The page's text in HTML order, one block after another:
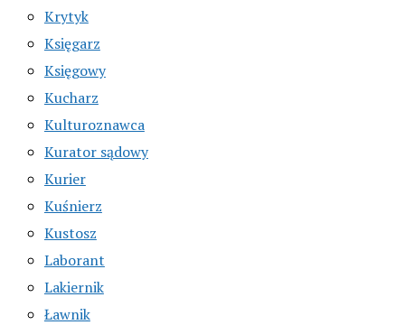
Krytyk
Księgarz
Księgowy
Kucharz
Kulturoznawca
Kurator sądowy
Kurier
Kuśnierz
Kustosz
Laborant
Lakiernik
Ławnik